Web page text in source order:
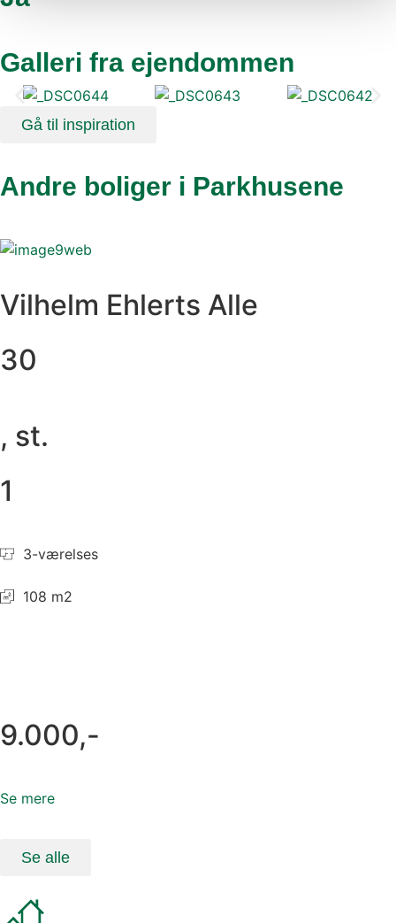
Galleri fra ejendommen
Gå til inspiration
Andre boliger i Parkhusene
Vilhelm Ehlerts Alle
30
, st.
1
3-værelses
108 m2
9.000,-
Se mere
Se alle